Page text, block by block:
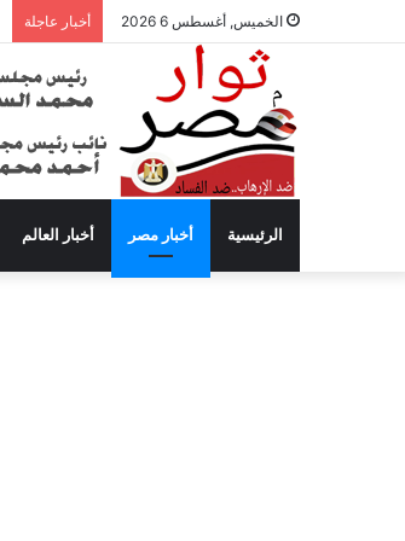
الخميس, أغسطس 6 2026 أخبار عاجلة
الرئيسية أخبار مصر أخبار العالم